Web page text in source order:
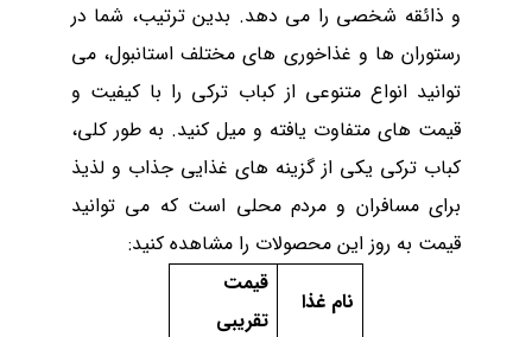
و ذائقه شخصی را می ‌دهد. بدین ترتیب، شما در
رستوران ها و غذاخوری های مختلف استانبول، می
‌توانید انواع متنوعی از کباب ترکی را با کیفیت و
قیمت های متفاوت یافته و میل کنید. به طور کلی،
کباب ترکی یکی از گزینه های غذایی جذاب و لذیذ
برای مسافران و مردم محلی است که می توانید
قیمت به روز این محصولات را مشاهده کنید:
نام غذا
قیمت
تقریبی